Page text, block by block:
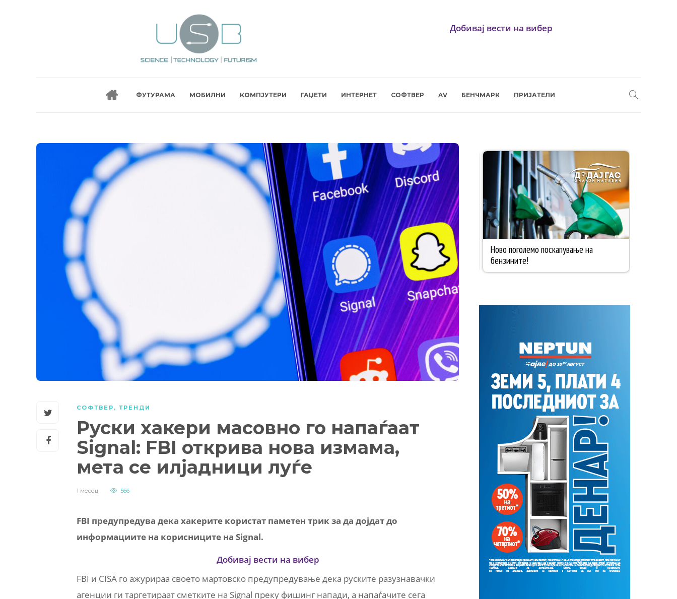
Добивај вести на вибер
ФУТУРАМА МОБИЛНИ КОМПЈУТЕРИ ГАЏЕТИ ИНТЕРНЕТ СОФТВЕР AV БЕНЧМАРК ПРИЈАТЕЛИ
СОФТВЕР , ТРЕНДИ
Руски хакери масовно го напаѓаат
Signal: FBI открива нова измама,
мета се илјадници луѓе
1 месец 566
FBI предупредува дека хакерите користат паметен трик за да дојдат до
информациите на корисниците на Signal.
Добивај вести на вибер
FBI и CISA го ажурираа своето мартовско предупредување дека руските разузнавачки
агенции ги таргетираат сметките на Signal преку фишинг напади, а напаѓачите сега